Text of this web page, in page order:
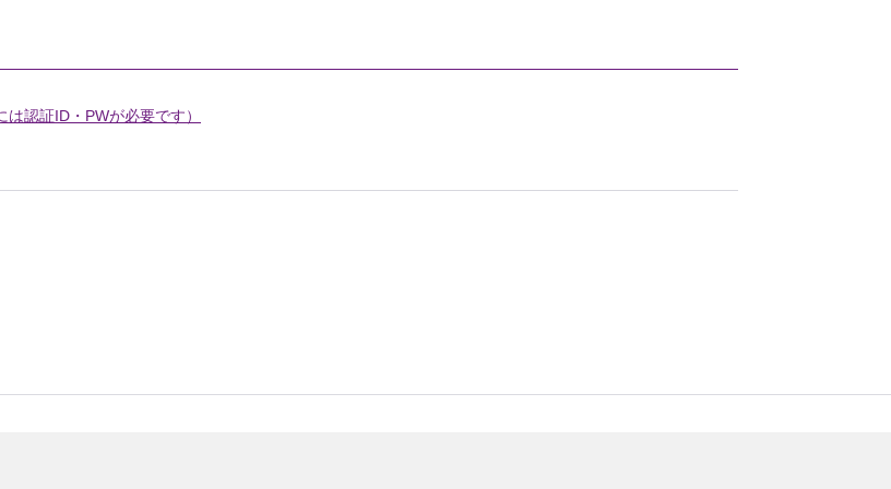
認証ID・PWが必要です）